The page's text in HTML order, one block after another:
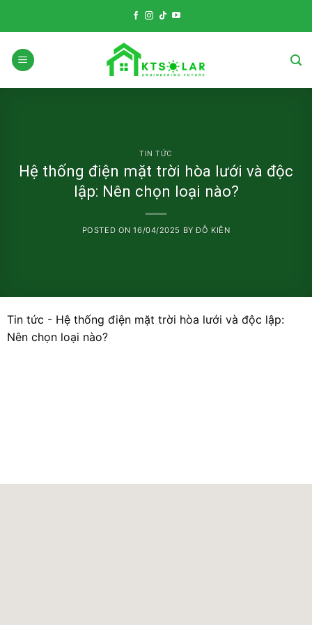
TIN TỨC
Hệ thống điện mặt trời hòa lưới và độc
lập: Nên chọn loại nào?
POSTED ON16/04/2025 BYĐỖ KIÊN
Tin tức - Hệ thống điện mặt trời hòa lưới và độc lập:
Nên chọn loại nào?